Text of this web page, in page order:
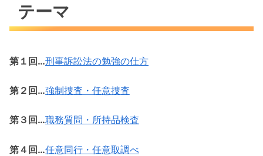
テーマ
第１回…刑事訴訟法の勉強の仕方
第２回…強制捜査・任意捜査
第３回…職務質問・所持品検査
第４回…任意同行・任意取調べ